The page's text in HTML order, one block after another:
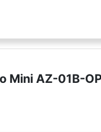
Mini AZ-01B-